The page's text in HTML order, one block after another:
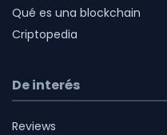
Qué es una blockchain
Criptopedia
De interés
Reviews